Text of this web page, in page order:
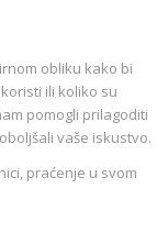
obliku kako bi
ili koliko su
pomogli prilagoditi
vaše iskustvo.
praćenje u svom